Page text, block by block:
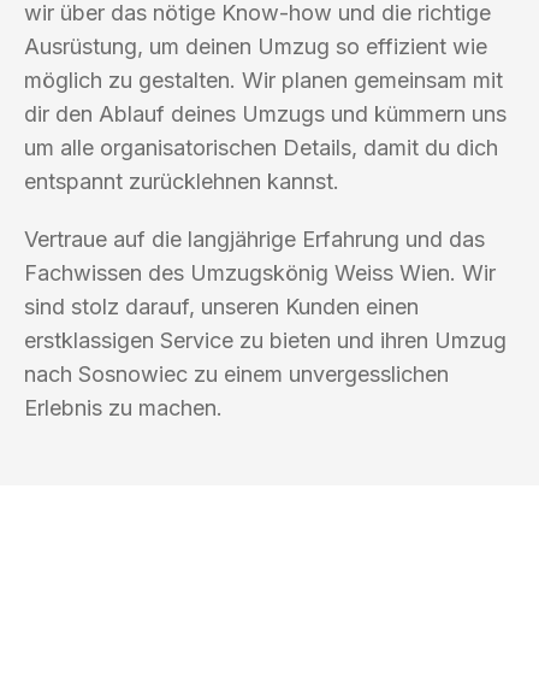
wir über das nötige Know-how und die richtige
Ausrüstung, um deinen Umzug so effizient wie
möglich zu gestalten. Wir planen gemeinsam mit
dir den Ablauf deines Umzugs und kümmern uns
um alle organisatorischen Details, damit du dich
entspannt zurücklehnen kannst.
Vertraue auf die langjährige Erfahrung und das
Fachwissen des Umzugskönig Weiss Wien. Wir
sind stolz darauf, unseren Kunden einen
erstklassigen Service zu bieten und ihren Umzug
nach Sosnowiec zu einem unvergesslichen
Erlebnis zu machen.